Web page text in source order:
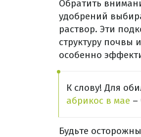
Обратить
удобрений
раствор. Эти
структуру почвы
особенно
К слову! Для
абрикос в мае –
Будьте